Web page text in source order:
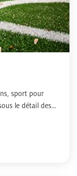
sport pour
le détail des